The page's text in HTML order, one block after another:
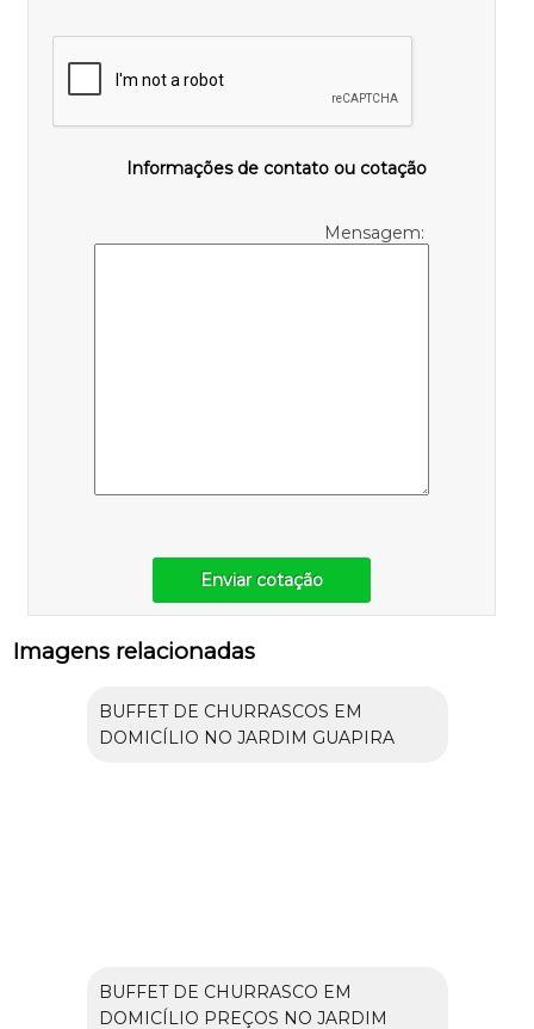
Informações de contato ou cotação
Mensagem:
Enviar cotação
Imagens relacionadas
BUFFET DE CHURRASCOS EM
DOMICÍLIO NO JARDIM GUAPIRA
BUFFET DE CHURRASCO EM
DOMICÍLIO PREÇOS NO JARDIM